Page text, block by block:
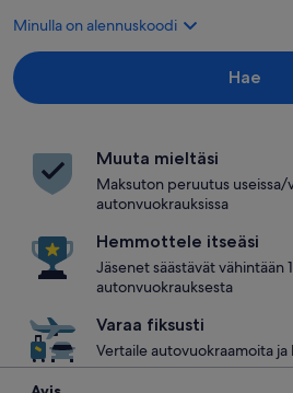
Minulla on alennuskoodi
Hae
Muuta mieltäsi
Maksuton peruutus useissa/
autonvuokrauksissa
Hemmottele itseäsi
Jäsenet säästävät vähintään
autonvuokrauksesta
Varaa fiksusti
Vertaile autovuokraamoita